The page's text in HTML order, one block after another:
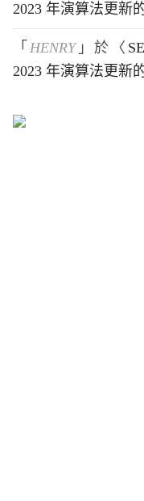
2023 年演算法更新
「 HENRY」於〈
2023 年演算法更新